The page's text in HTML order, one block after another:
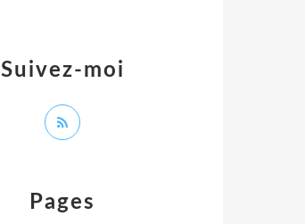
Pages
Suivez-moi